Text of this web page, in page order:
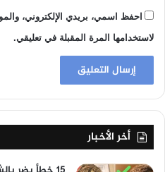
احفظ اسمي، بريدي الإلكتروني،
لاستخدامها المرة المقبلة في تعليقي.
أخر الأخبار